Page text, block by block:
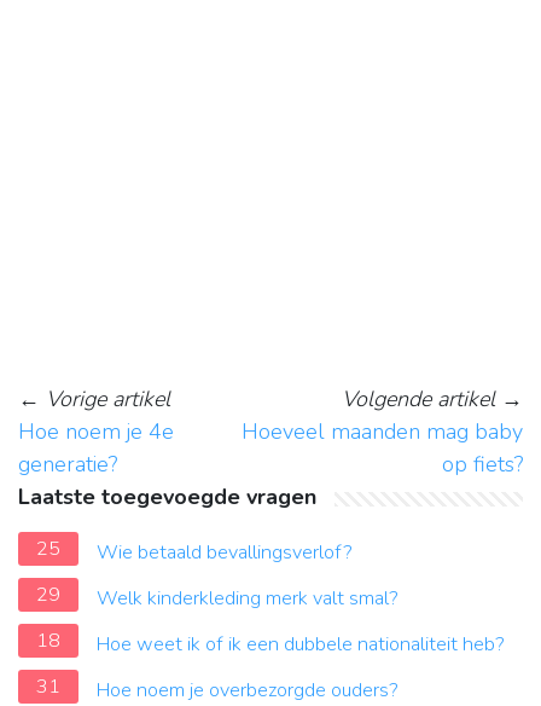
← Vorige artikel
Hoe noem je 4e
generatie?
Volgende artikel→
Hoeveel maanden mag baby
op fiets?
Laatste toegevoegde vragen
25
Wie betaald bevallingsverlof?
29
Welk kinderkleding merk valt smal?
18
Hoe weet ik of ik een dubbele nationaliteit heb?
31
Hoe noem je overbezorgde ouders?